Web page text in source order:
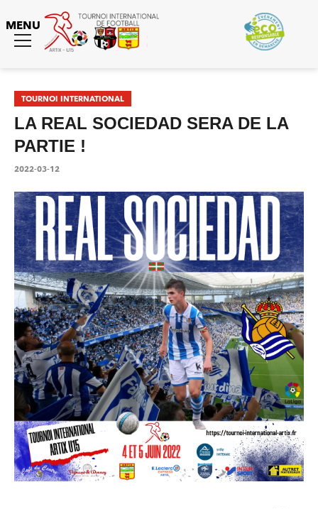
MENU
Toggle
TOURNOI INTERNATIONAL
LA REAL SOCIEDAD SERA DE LA
PARTIE !
2022-03-12